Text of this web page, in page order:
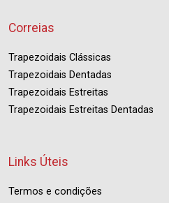
Correias
Trapezoidais Clássicas
Trapezoidais Dentadas
Trapezoidais Estreitas
Trapezoidais Estreitas Dentadas
Links Úteis
Termos e condições